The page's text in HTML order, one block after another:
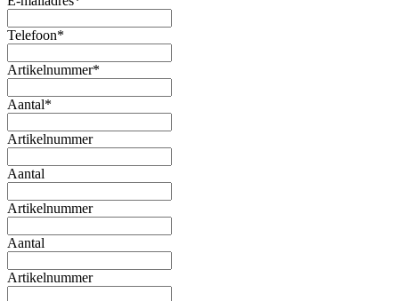
Telefoon*
Artikelnummer*
Aantal*
Artikelnummer
Aantal
Artikelnummer
Aantal
Artikelnummer